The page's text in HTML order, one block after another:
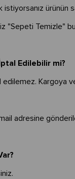
ürünün
"Sepeti Temizle"
Edilebilir mi?
Kargoya
adresine